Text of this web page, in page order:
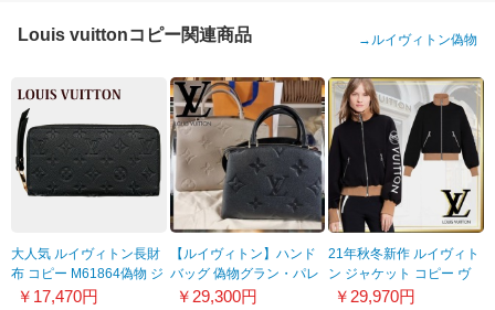
Louis vuittonコピー関連商品 → ルイヴィトン偽物
大人気 ルイヴィトン長財
布 コピー M61864偽物 ジ
ッピー・ウォレット メン
￥17,470円
【ルイヴィトン】ハンド
バッグ 偽物グラン・パレ
MM M45833
￥29,300円
21年秋冬新作 ルイヴィト
ン ジャケット コピー ヴ
ィタミンズ ジップアップ
￥29,970円